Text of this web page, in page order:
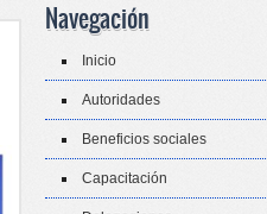
Navegación
Inicio
Autoridades
Beneficios sociales
Capacitación